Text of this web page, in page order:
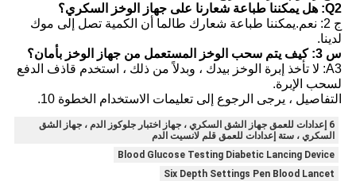
Q2: هل يمكننا طباعة شعارنا على جهاز الوخز السكري؟
ج 2: نعم.يمكننا طباعة شعارك طالما أن الكمية تصل إلى موك
لدينا.
س 3: كيف يتم سحب الوخز المستعمل من جهاز الوخز بأمان؟
A3: لا تأخذ إبرة الوخز بيدك ، وبدلاً من ذلك ، استخدم قاذف الدفع
لسحب الإبرة.
التفاصيل ، يرجى الرجوع إلى تعليمات الاستخدام الخطوة 10.
6 إعدادات للعمق جهاز الشق السكري ، جهاز اختبار جلوكوز الدم ، جهاز الشق
السكري ، ستة إعدادات للعمق قلم لانسيت الدم
Blood Glucose Testing Diabetic Lancing Device
Six Depth Settings Pen Blood Lancet